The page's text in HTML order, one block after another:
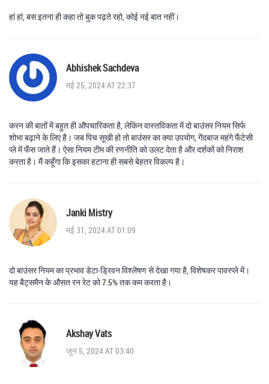
हां हां, बस इतना ही कहा तो बुक पढ़ते रहो, कोई नई बात नहीं।
Abhishek Sachdeva
मई 25, 2024 AT 22:37
करन की बातों में बहुत ही औपचारिकता है, लेकिन वास्तविकता में दो बाउंसर नियम सिर्फ
शोभा बढ़ाने के लिए है। जब पिच सूखी हो तो बाउंसर का क्या उपयोग, गेंदबाज महंगे फैंटेसी
प्ले में फँस जाते हैं। ऐसा नियम टीम की रणनीति को उलट देता है और दर्शकों को निराश
करता है। मैं कहूँगा कि इसका हटाना ही सबसे बेहतर विकल्प है।
Janki Mistry
मई 31, 2024 AT 01:09
दो बाउंसर नियम का प्रभाव डेटा‑ड्रिवन विश्लेषण से देखा गया है, विशेषकर पावरप्ले में।
यह बैट्समैन के औसत रन रेट को 7.5% तक कम करता है।
Akshay Vats
जून 5, 2024 AT 03:40